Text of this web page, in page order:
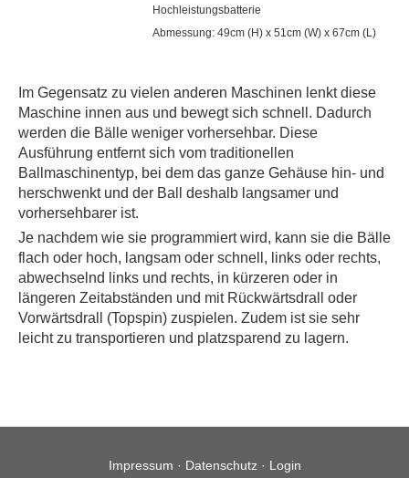
Hochleistungsbatterie
Abmessung: 49cm (H) x 51cm (W) x 67cm (L)
Im Gegensatz zu vielen anderen Maschinen lenkt diese
Maschine innen aus und bewegt sich schnell. Dadurch
werden die Bälle weniger vorhersehbar. Diese
Ausführung entfernt sich vom traditionellen
Ballmaschinentyp, bei dem das ganze Gehäuse hin- und
herschwenkt und der Ball deshalb langsamer und
vorhersehbarer ist.
Je nachdem wie sie programmiert wird, kann sie die Bälle
flach oder hoch, langsam oder schnell, links oder rechts,
abwechselnd links und rechts, in kürzeren oder in
längeren Zeitabständen und mit Rückwärtsdrall oder
Vorwärtsdrall (Topspin) zuspielen. Zudem ist sie sehr
leicht zu transportieren und platzsparend zu lagern.
Impressum · Datenschutz· Login